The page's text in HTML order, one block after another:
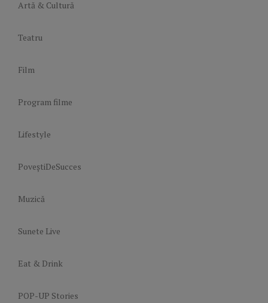
Artă & Cultură
Teatru
Film
Program filme
Lifestyle
PoveștiDeSucces
Muzică
Sunete Live
Eat & Drink
POP-UP Stories